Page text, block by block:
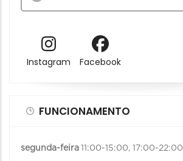
Instagram Facebook
FUNCIONAMENTO
segunda-feira 11:00-15:00, 17:00-22:00